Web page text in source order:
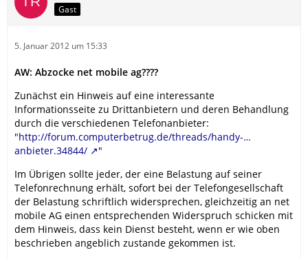
Gast
5. Januar 2012 um 15:33
AW: Abzocke net mobile ag????
Zunächst ein Hinweis auf eine interessante
Informationsseite zu Drittanbietern und deren Behandlung
durch die verschiedenen Telefonanbieter:
"http://forum.computerbetrug.de/threads/handy-…
anbieter.34844/
"
Im Übrigen sollte jeder, der eine Belastung auf seiner
Telefonrechnung erhält, sofort bei der Telefongesellschaft
der Belastung schriftlich widersprechen, gleichzeitig an net
mobile AG einen entsprechenden Widerspruch schicken mit
dem Hinweis, dass kein Dienst besteht, wenn er wie oben
beschrieben angeblich zustande gekommen ist.